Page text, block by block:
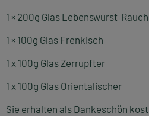
1 × 200g Glas Lebenswurst
1 × 100g Glas Frenkisch
1 x 100g Glas Zerrupfter
1 x 100g Glas Orientalischer
Sie erhalten als Dankeschön